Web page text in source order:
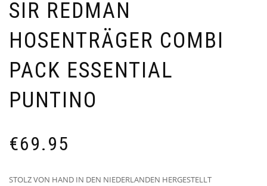
SIR REDMAN
HOSENTRÄGER COMBI
PACK ESSENTIAL
PUNTINO
€69.95
STOLZ VON HAND IN DEN NIEDERLANDEN HERGESTELLT